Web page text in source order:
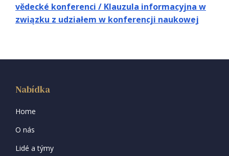
vědecké konferenci / Klauzula informacyjna w
związku z udziałem w konferencji naukowej
Nabídka
Home
O nás
Lidé a týmy